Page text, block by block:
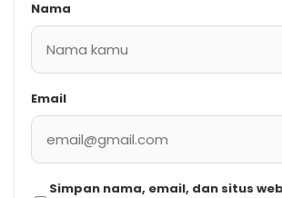
Nama
Email
Simpan nama, email, dan situs